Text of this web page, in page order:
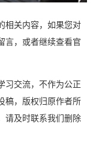
相关内容，如果您对
言，或者继续查看官
习交流，不作为公正
稿，版权归原作者所
请及时联系我们删除